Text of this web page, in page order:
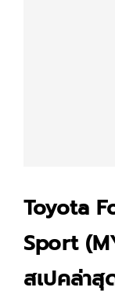
Toyota
Sport
สเปคล่าสุ